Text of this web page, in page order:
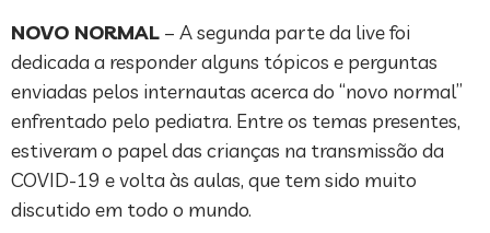
NOVO NORMAL – A segunda parte da live foi
dedicada a responder alguns tópicos e perguntas
enviadas pelos internautas acerca do “novo normal”
enfrentado pelo pediatra. Entre os temas presentes,
estiveram o papel das crianças na transmissão da
COVID-19 e volta às aulas, que tem sido muito
discutido em todo o mundo.